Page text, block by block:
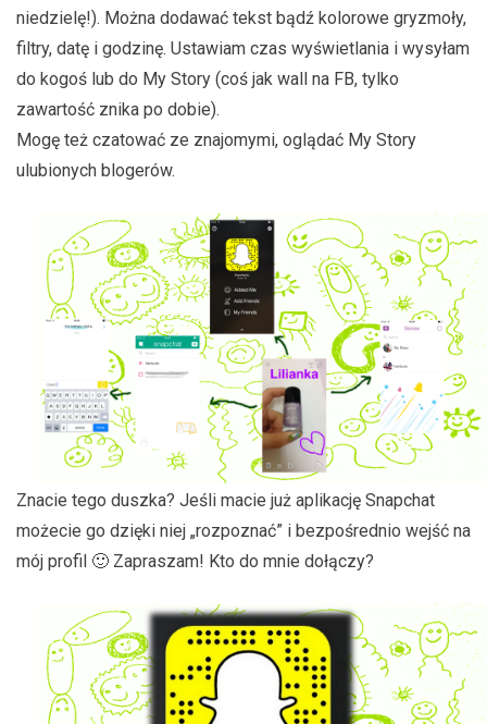
niedzielę!). Można dodawać tekst bądź kolorowe gryzmoły,
filtry, datę i godzinę. Ustawiam czas wyświetlania i wysyłam
do kogoś lub do My Story (coś jak wall na FB, tylko
zawartość znika po dobie).
Mogę też czatować ze znajomymi, oglądać My Story
ulubionych blogerów.
Znacie tego duszka? Jeśli macie już aplikację Snapchat
możecie go dzięki niej „rozpoznać” i bezpośrednio wejść na
mój profil 🙂 Zapraszam! Kto do mnie dołączy?